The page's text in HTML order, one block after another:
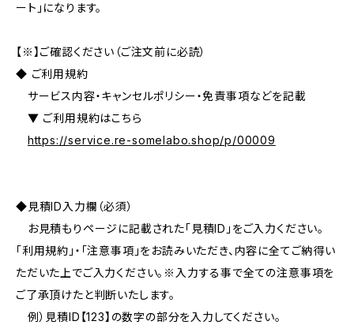
ート」になります。
【※】ご確認ください（ご注文前に必読）
◆ ご利用規約
サービス内容・キャンセルポリシー・免責事項などを記載
▼ ご利用規約はこちら
https://service.re-somelabo.shop/p/00009
◆見積ID入力欄（必須）
お見積もりページに記載された「見積ID」をご入力ください。
「利用規約」・「注意事項」をお読みいただき、内容に全てご納得い
ただいた上でご入力ください。※入力する事で全ての注意事項を
ご了承頂けたと判断いたします。
例）見積ID【123】の数字の部分を入力してください。